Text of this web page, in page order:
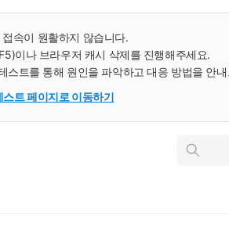
접속이 원활하지 않습니다.
이나 브라우저 캐시 삭제를 진행해주세요.
스트를 통해 원인을 파악하고 대응 방법을 안
스트 페이지로 이동하기
인